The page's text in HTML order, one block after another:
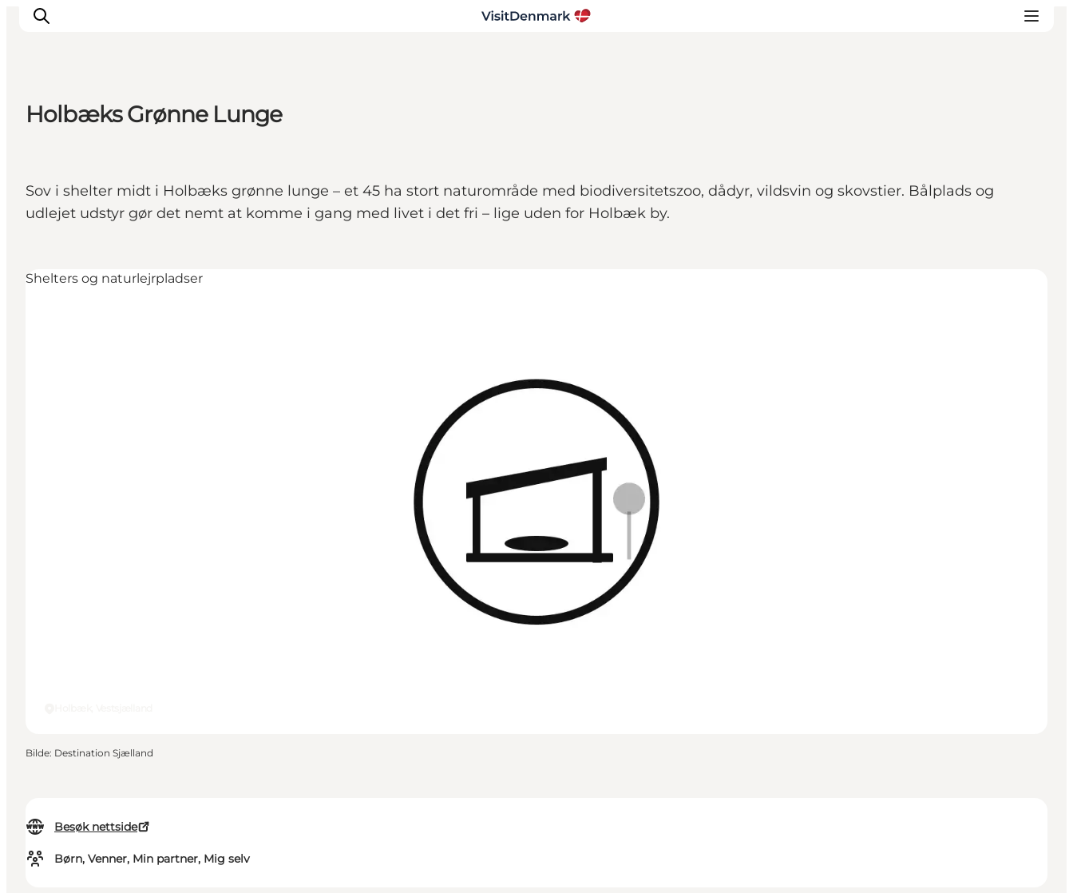
Aktiviteter
Overnatting
Planlegg reisen
Holbæks Grønne Lunge
Sov i shelter midt i Holbæks grønne lunge – et 45 ha stort naturområde med biodiversitetszoo, dådyr, vildsvin og skovstier. Bålplads og
udlejet udstyr gør det nemt at komme i gang med livet i det fri – lige uden for Holbæk by.
Besøk nettside
Børn, Venner, Min partner, Mig selv
Shelters og naturlejrpladser
Bilde: Destination Sjælland